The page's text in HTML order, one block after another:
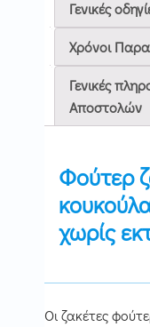
Γενικές
Χρόνοι
Γενικές
Αποστολών
Φούτερ
χωρίς
Οι ζακέτες